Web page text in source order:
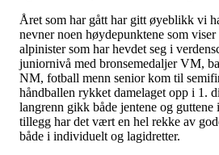
Året som har gått har gitt øyeblikk vi
nevner noen høydepunktene som
alpinister som har hevdet seg i
juniornivå med bronsemedaljer VM,
NM, fotball menn senior kom til
håndballen rykket damelaget opp i 1.
langrenn gikk både jentene og
tillegg har det vært en hel rekke av
både i individuelt og lagidretter.